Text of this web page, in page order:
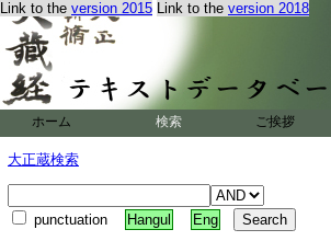
Link to the version 2015 Link to the version 2018
ホーム 検索 ご挨拶
大正蔵検索
punctuation Hangul Eng